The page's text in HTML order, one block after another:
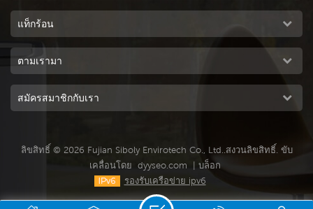
แท็กร้อน
ตามเรามา
สมัครสมาชิกกับเรา
ลิขสิทธิ์ © 2026 Fujian Siboly Envirotech Co., Ltd..สงวนลิขสิทธิ์. ขับ
เคลื่อนโดย dyyseo.com | บล็อก
รองรับเครือข่าย ipv6